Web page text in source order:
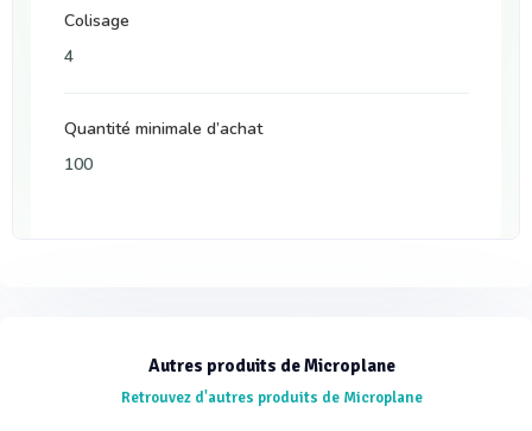
Colisage
4
Quantité minimale d’achat
100
Autres produits de Microplane
Retrouvez d'autres produits de Microplane